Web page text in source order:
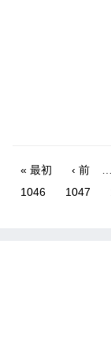
« 最初 ‹ 前 …
1046
1047